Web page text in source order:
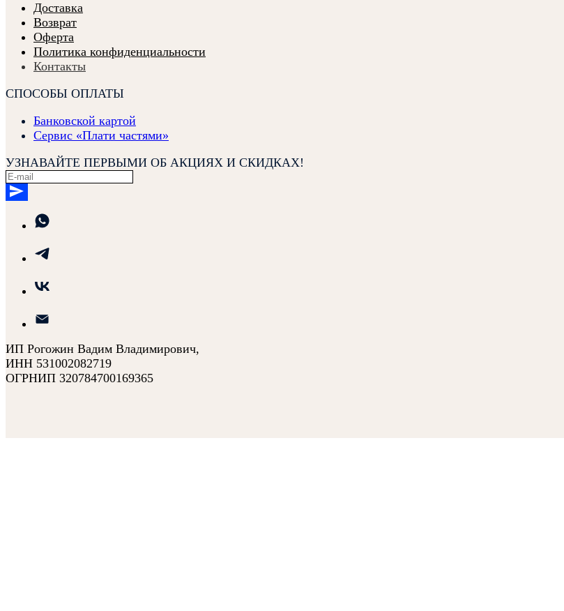
Доставка
Возврат
Оферта
Политика конфиденциальности
Контакты
СПОСОБЫ ОПЛАТЫ
Банковской картой
Сервис «Плати частями»
УЗНАВАЙТЕ ПЕРВЫМИ ОБ АКЦИЯХ И СКИДКАХ!
ИП Рогожин Вадим Владимирович,
ИНН 531002082719
ОГРНИП 320784700169365